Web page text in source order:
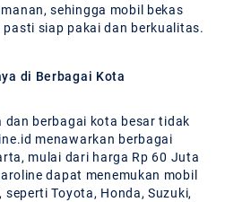
sehingga mobil bekas
siap pakai dan berkualitas.
di Berbagai Kota
dan berbagai kota besar tidak
menawarkan berbagai
mulai dari harga Rp 60 Juta
dapat menemukan mobil
seperti Toyota, Honda, Suzuki,